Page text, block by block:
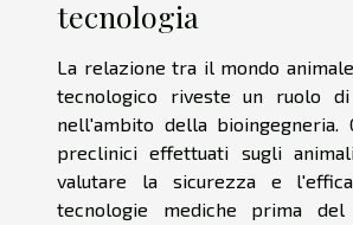
tecnologia
La relazione tra il mondo
tecnologico riveste un ruolo
nell'ambito della bioingegneria.
preclinici effettuati sugli
valutare la sicurezza e
tecnologie mediche prima